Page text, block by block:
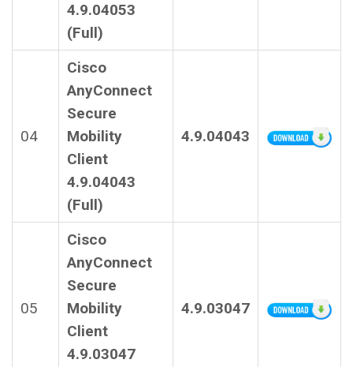
4.9.04053
(Full)
04
Cisco
AnyConnect
Secure
Mobility
Client
4.9.04043
(Full)
4.9.04043
05
Cisco
AnyConnect
Secure
Mobility
Client
4.9.03047
4.9.03047